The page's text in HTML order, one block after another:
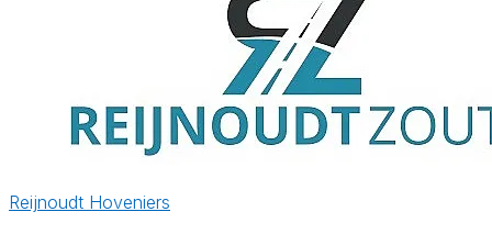
Reijnoudt Hoveniers